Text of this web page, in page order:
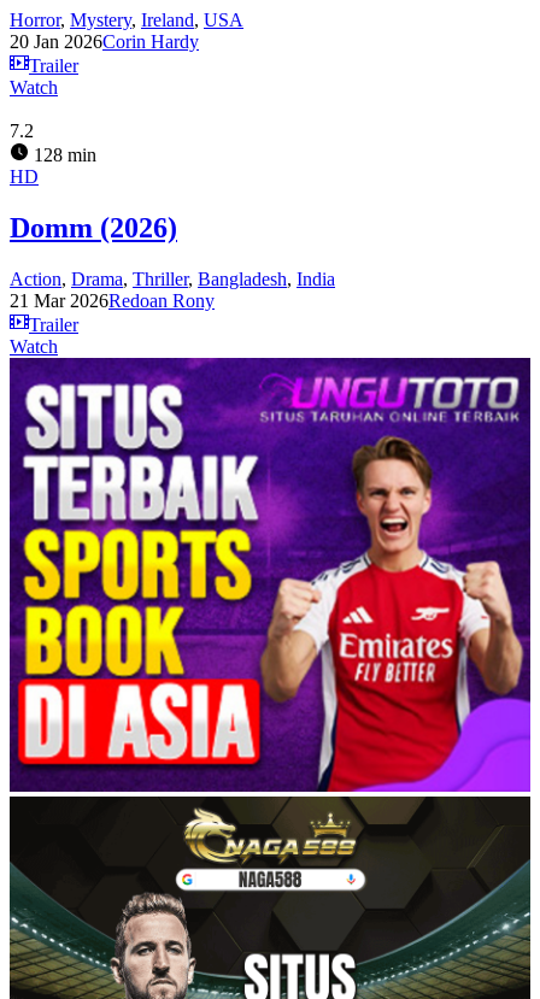
Horror, Mystery, Ireland, USA
20 Jan 2026Corin Hardy
Trailer
Watch
7.2
128 min
HD
Domm (2026)
Action, Drama, Thriller, Bangladesh, India
21 Mar 2026Redoan Rony
Trailer
Watch